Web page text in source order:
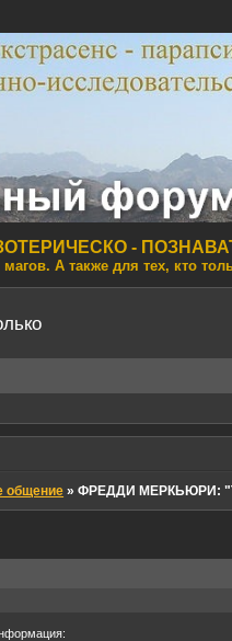
-
А также для тех, кто
общение »ФРЕДДИ МЕРКЬЮРИ: